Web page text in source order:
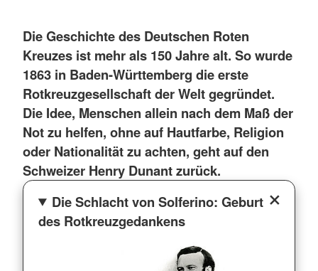
Die Geschichte des Deutschen Roten
Kreuzes ist mehr als 150 Jahre alt. So wurde
1863 in Baden-Württemberg die erste
Rotkreuzgesellschaft der Welt gegründet.
Die Idee, Menschen allein nach dem Maß der
Not zu helfen, ohne auf Hautfarbe, Religion
oder Nationalität zu achten, geht auf den
Schweizer Henry Dunant zurück.
Die Schlacht von Solferino: Geburt
des Rotkreuzgedankens